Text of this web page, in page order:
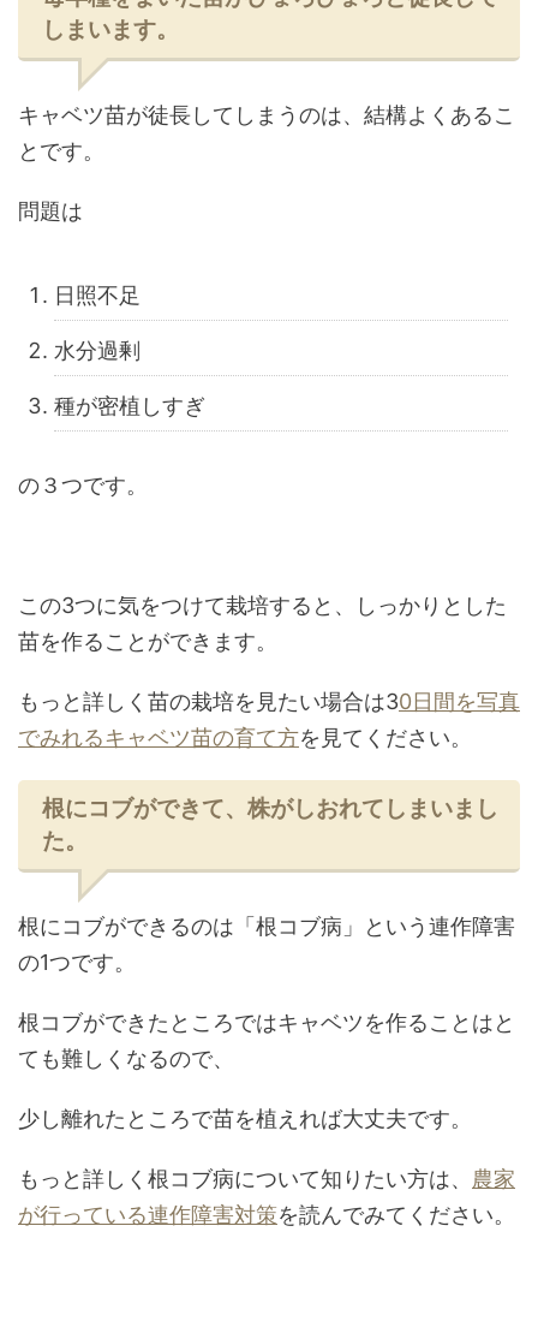
しまいます。
キャベツ苗が徒長してしまうのは、結構よくあるこ
とです。
問題は
日照不足
水分過剰
種が密植しすぎ
の３つです。
この3つに気をつけて栽培すると、しっかりとした
苗を作ることができます。
もっと詳しく苗の栽培を見たい場合は30日間を写真
でみれるキャベツ苗の育て方を見てください。
根にコブができて、株がしおれてしまいまし
た。
根にコブができるのは「根コブ病」という連作障害
の1つです。
根コブができたところではキャベツを作ることはと
ても難しくなるので、
少し離れたところで苗を植えれば大丈夫です。
もっと詳しく根コブ病について知りたい方は、 農家
が行っている連作障害対策を読んでみてください。